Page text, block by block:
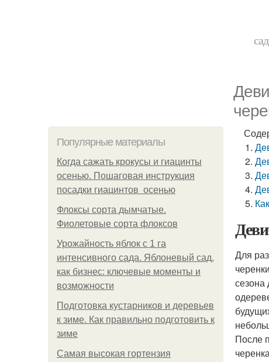
Популярные материалы
Когда сажать крокусы и гиацинты
осенью. Пошаговая инструкция
посадки гиацинтов осенью
Флоксы сорта дымчатые.
Фиолетовые сорта флоксов
Урожайность яблок с 1 га
интенсивного сада. Яблоневый сад,
как бизнес: ключевые моменты и
возможности
Подготовка кустарников и деревьев
к зиме. Как правильно подготовить к
зиме
Самая высокая гортензия
Для
сезона
После